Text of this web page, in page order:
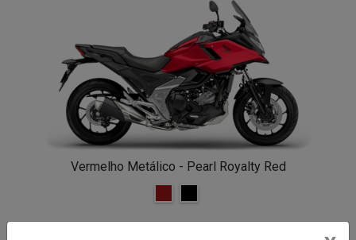
Vermelho Metálico - Pearl Royalty Red